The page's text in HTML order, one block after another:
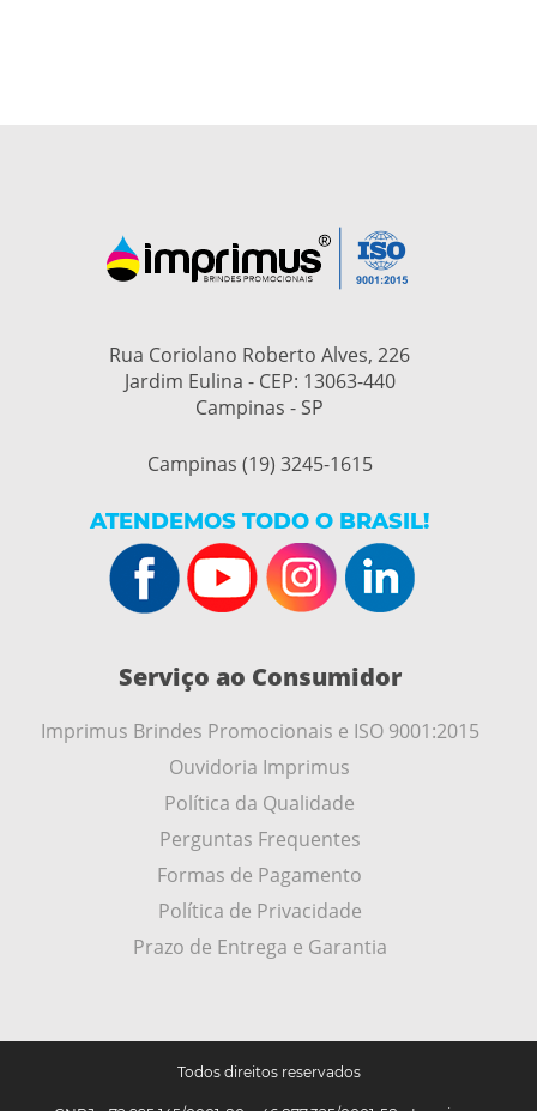
Rua Coriolano Roberto Alves, 226
Jardim Eulina - CEP: 13063-440
Campinas - SP
Campinas (19) 3245-1615
ATENDEMOS TODO O BRASIL!
Serviço ao Consumidor
Imprimus Brindes Promocionais e ISO 9001:2015
Ouvidoria Imprimus
Política da Qualidade
Perguntas Frequentes
Formas de Pagamento
Política de Privacidade
Prazo de Entrega e Garantia
Todos direitos reservados